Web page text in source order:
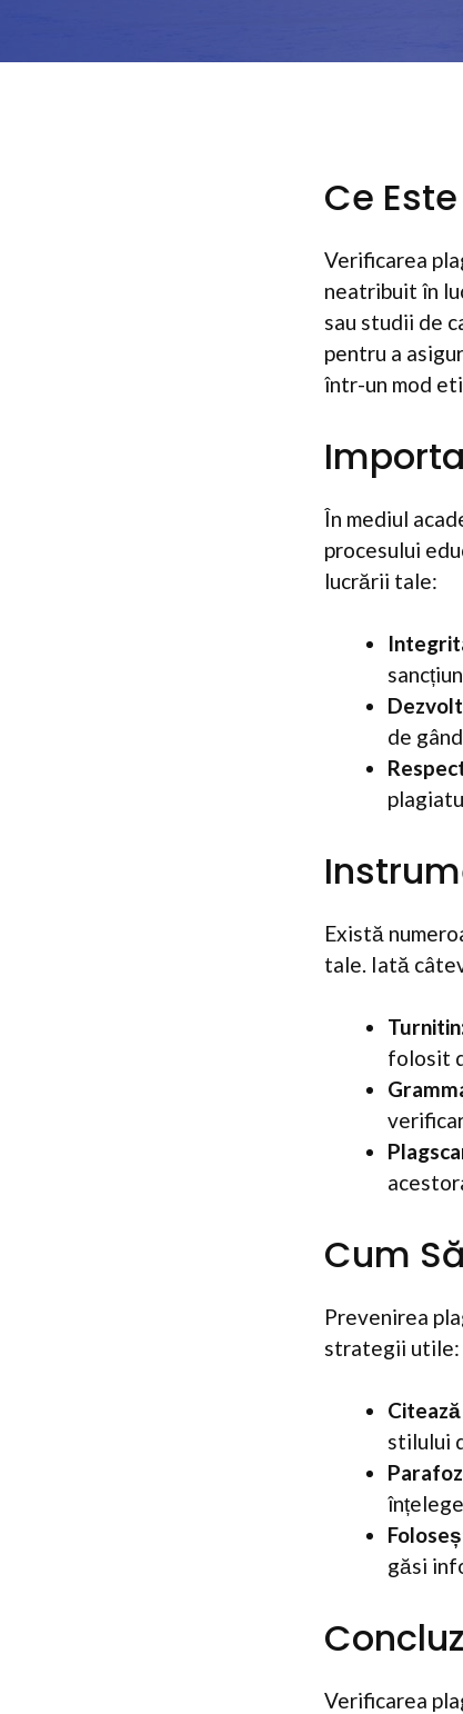
Ce
Verificarea
neatribuit în
sau studii de
pentru a
într-un mod
În mediul
procesului
lucrării tale:
de
Există
tale. Iată
folosit
Cum
Prevenirea
strategii utile:
stilului
găsi
Verificarea